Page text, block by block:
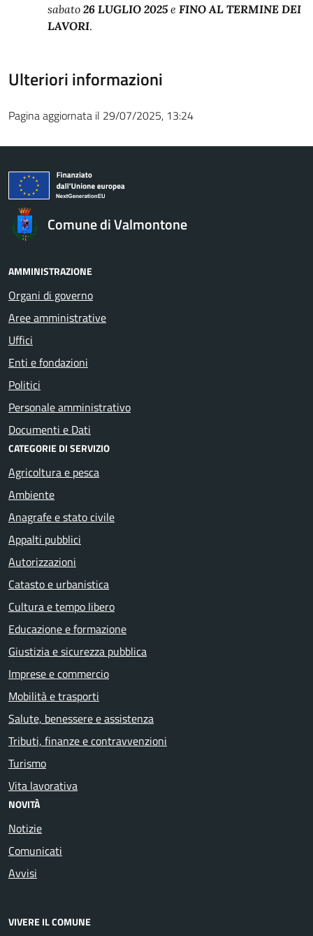
sabato 26 LUGLIO 2025 e FINO AL TERMINE DEI
LAVORI.
Ulteriori informazioni
Pagina aggiornata il 29/07/2025, 13:24
Comune di Valmontone
AMMINISTRAZIONE
Organi di governo
Aree amministrative
Uffici
Enti e fondazioni
Politici
Personale amministrativo
Documenti e Dati
CATEGORIE DI SERVIZIO
Agricoltura e pesca
Ambiente
Anagrafe e stato civile
Appalti pubblici
Autorizzazioni
Catasto e urbanistica
Cultura e tempo libero
Educazione e formazione
Giustizia e sicurezza pubblica
Imprese e commercio
Mobilità e trasporti
Salute, benessere e assistenza
Tributi, finanze e contravvenzioni
Turismo
Vita lavorativa
NOVITÀ
Notizie
Comunicati
Avvisi
VIVERE IL COMUNE